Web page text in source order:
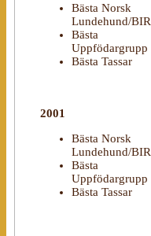
Bästa Norsk
Lundehund/BIR
Bästa
Uppfödargrupp
Bästa Tassar
2001
Bästa Norsk
Lundehund/BIR
Bästa
Uppfödargrupp
Bästa Tassar